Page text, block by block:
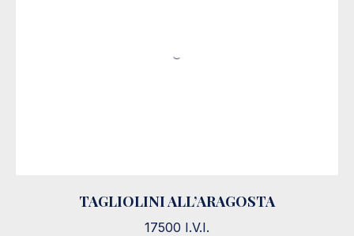
TAGLIOLINI ALL’ARAGOSTA
17500 I.V.I.